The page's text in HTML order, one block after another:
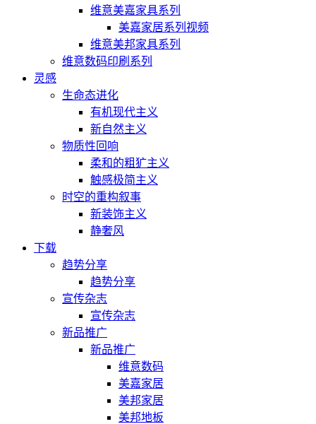
维意美嘉家具系列
美嘉家居系列视频
维意美邦家具系列
维意数码印刷系列
灵感
生命态进化
有机现代主义
新自然主义
物质性回响
柔和的粗犷主义
触感极简主义
时空的重构叙事
新装饰主义
静奢风
下载
趋势分享
趋势分享
宣传杂志
宣传杂志
新品推广
新品推广
维意数码
美嘉家居
美邦家居
美邦地板